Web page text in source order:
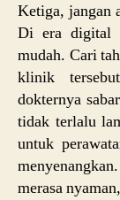
Ketiga, jangan
Di era digital
mudah. Cari
klinik
dokternya
tidak terlalu
untuk
merasa